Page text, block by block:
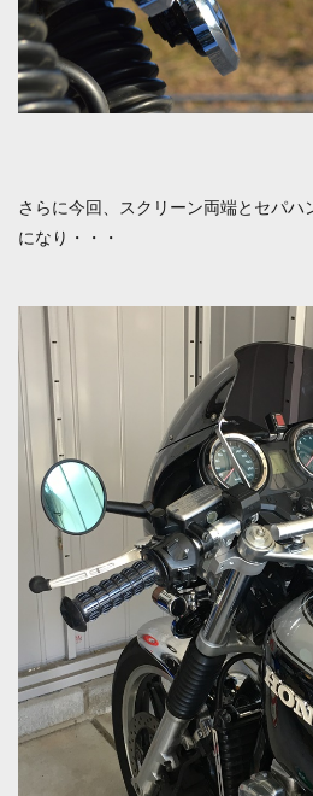
さらに今回、スクリーン両端とセパハ
になり・・・